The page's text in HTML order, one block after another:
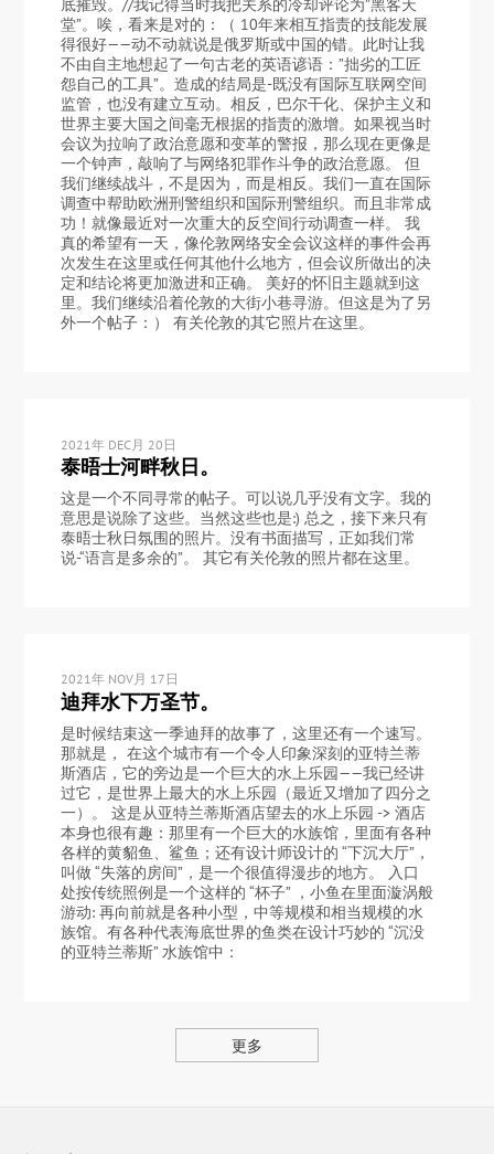
底摧毁。//我记得当时我把关系的冷却评论为”黑客天
堂”。唉，看来是对的：（ 10年来相互指责的技能发展
得很好——动不动就说是俄罗斯或中国的错。此时让我
不由自主地想起了一句古老的英语谚语：”拙劣的工匠
怨自己的工具”。造成的结局是-既没有国际互联网空间
监管，也没有建立互动。相反，巴尔干化、保护主义和
世界主要大国之间毫无根据的指责的激增。如果视当时
会议为拉响了政治意愿和变革的警报，那么现在更像是
一个钟声，敲响了与网络犯罪作斗争的政治意愿。 但
我们继续战斗，不是因为，而是相反。我们一直在国际
调查中帮助欧洲刑警组织和国际刑警组织。而且非常成
功！就像最近对一次重大的反空间行动调查一样。 我
真的希望有一天，像伦敦网络安全会议这样的事件会再
次发生在这里或任何其他什么地方，但会议所做出的决
定和结论将更加激进和正确。 美好的怀旧主题就到这
里。我们继续沿着伦敦的大街小巷寻游。但这是为了另
外一个帖子：） 有关伦敦的其它照片在这里。
2021年 DEC月 20日
泰晤士河畔秋日。
这是一个不同寻常的帖子。可以说几乎没有文字。我的
意思是说除了这些。当然这些也是:) 总之，接下来只有
泰晤士秋日氛围的照片。没有书面描写，正如我们常
说-“语言是多余的”。 其它有关伦敦的照片都在这里。
2021年 NOV月 17日
迪拜水下万圣节。
是时候结束这一季迪拜的故事了，这里还有一个速写。
那就是， 在这个城市有一个令人印象深刻的亚特兰蒂
斯酒店，它的旁边是一个巨大的水上乐园——我已经讲
过它，是世界上最大的水上乐园（最近又增加了四分之
一）。 这是从亚特兰蒂斯酒店望去的水上乐园 -> 酒店
本身也很有趣：那里有一个巨大的水族馆，里面有各种
各样的黄貂鱼、鲨鱼；还有设计师设计的 “下沉大厅”，
叫做 “失落的房间”，是一个很值得漫步的地方。 入口
处按传统照例是一个这样的 “杯子” ，小鱼在里面漩涡般
游动: 再向前就是各种小型，中等规模和相当规模的水
族馆。有各种代表海底世界的鱼类在设计巧妙的 “沉没
的亚特兰蒂斯” 水族馆中：
更多